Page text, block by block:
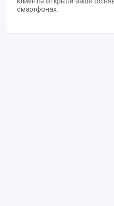
смартфонах.